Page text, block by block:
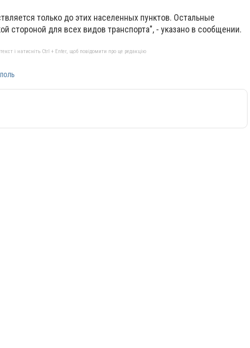
только до этих населенных пунктов. Остальные
стороной для всех видов транспорта", - указано в сообщении.
і натисніть Ctrl + Enter, щоб повідомити про це редакцію